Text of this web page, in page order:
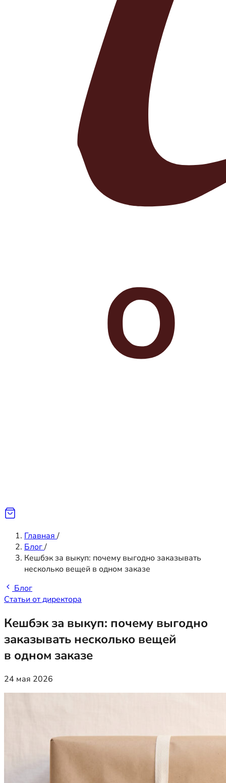
Главная /
Блог/
Кешбэк за выкуп: почему выгодно заказывать
несколько вещей в одном заказе
Блог
Статьи от директора
Кешбэк за выкуп: почему выгодно
заказывать несколько вещей
в одном заказе
24 мая 2026